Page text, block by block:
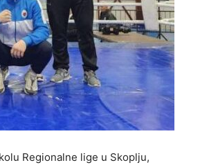
Regionalne lige u Skoplju,